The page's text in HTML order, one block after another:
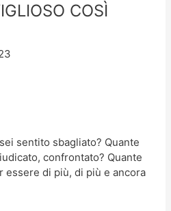
COSÌ
sentito sbagliato? Quante
confrontato? Quante
essere di più, di più e ancora